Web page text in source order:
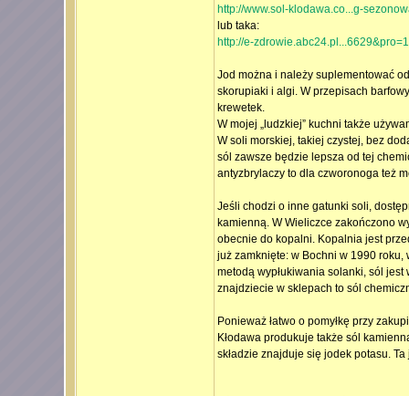
http://www.sol-klodawa.co...g-
lub taka:
http://e-
Jod można i należy suplementować
skorupiaki i algi. W przepisach
krewetek.
W mojej „ludzkiej” kuchni także
W soli morskiej, takiej czystej, bez
sól zawsze będzie lepsza od tej
antyzbrylaczy to dla czworonoga też
Jeśli chodzi o inne gatunki soli,
kamienną. W Wieliczce zakończono
obecnie do kopalni. Kopalnia jest
już zamknięte: w Bochni w 1990 roku,
metodą wypłukiwania solanki, sól
znajdziecie w sklepach to sól
Ponieważ łatwo o pomyłkę przy
Kłodawa produkuje także sól
składzie znajduje się jodek potasu.